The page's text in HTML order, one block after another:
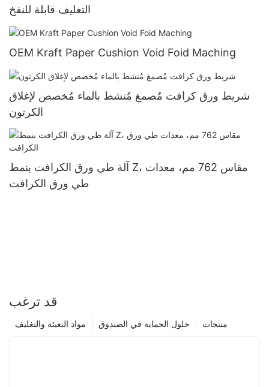
التغليف قابلة للنفخ
OEM Kraft Paper Cushion Void Foid Maching
شريط ورق كرافت مُصمغ مُنشط بالماء مُخصص لإغلاق
الكرتون
آلة طي ورق الكرافت بنمط Z، مقاس 762 مم، معدات
طي ورق الكرافت
قد ترغب
منتجات حلول الحماية في الصندوق مواد التعبئة والتغليف